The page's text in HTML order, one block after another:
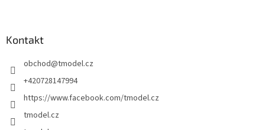
Kontakt
obchod@tmodel.cz
+420728147994
https://www.facebook.com/tmodel.cz
tmodel.cz